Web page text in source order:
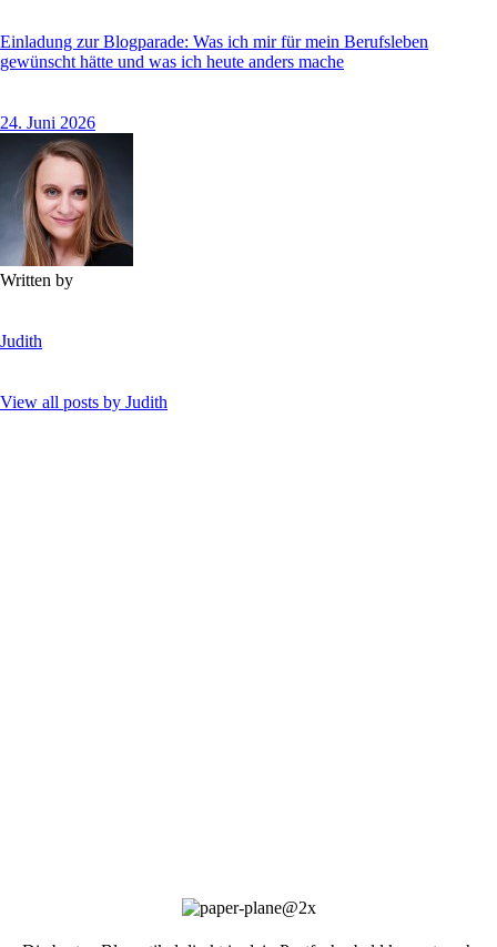
Einladung zur Blogparade: Was ich mir für mein Berufsleben
gewünscht hätte und was ich heute anders mache
24. Juni 2026
Written by
Judith
View all posts by Judith